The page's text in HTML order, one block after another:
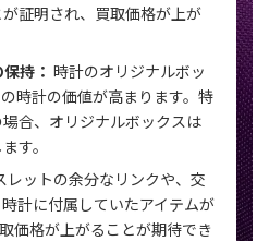
証明され、買取価格が上が
持： 時計のオリジナルボッ
時計の価値が高まります。特
合、オリジナルボックスは
す。
レットの余分なリンクや、交
計に付属していたアイテムが
価格が上がることが期待でき